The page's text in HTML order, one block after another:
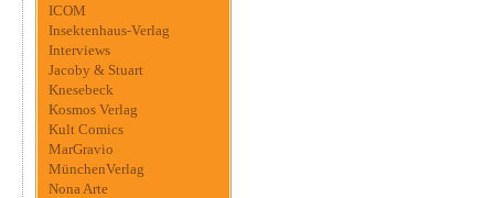
ICOM
Insektenhaus-Verlag
Interviews
Jacoby & Stuart
Knesebeck
Kosmos Verlag
Kult Comics
MarGravio
MünchenVerlag
Nona Arte